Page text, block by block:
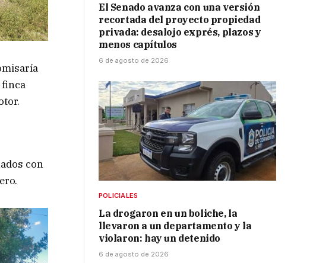
finca
con
El Senado avanza con una versión
recortada del proyecto propiedad
privada: desalojo exprés, plazos y
menos capítulos
6 de agosto de 2026
POLICIALES
La drogaron en un boliche, la
llevaron a un departamento y la
violaron: hay un detenido
6 de agosto de 2026